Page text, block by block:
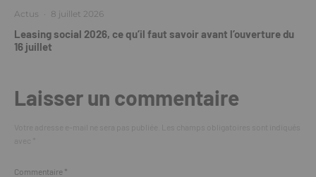
Actus · 8 juillet 2026
Leasing social 2026, ce qu’il faut savoir avant l’ouverture du
16 juillet
Laisser un commentaire
Commentaire *